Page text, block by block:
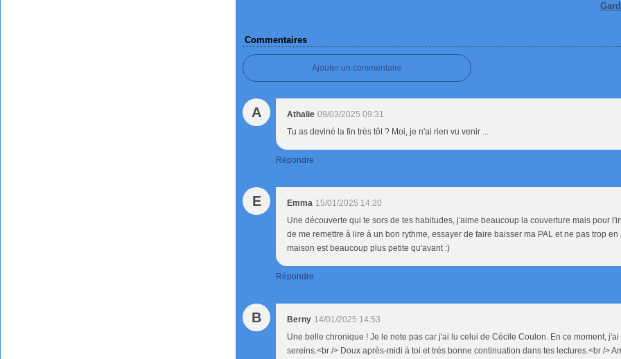
Commentaires
Ajouter un commentaire
A Athalie 09/03/2025 09:31
Tu as deviné la fin très tôt ? Moi, je n'ai rien vu venir ...
Répondre
E Emma 15/01/2025 14:20
Une découverte qui te sors de tes habitudes, j'aime beaucoup la couverture mais pour
de me remettre à lire à un bon rythme, essayer de faire baisser ma PAL et ne pas trop en
maison est beaucoup plus petite qu'avant :)
Répondre
B Berny 14/01/2025 14:53
Une belle chronique ! Je le note pas car j'ai lu celui de Cécile Coulon. En ce moment,
sereins.<br /> Doux après-midi à toi et très bonne continuation dans tes lectures.<br />